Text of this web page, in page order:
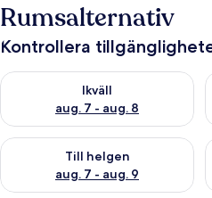
Rumsalternativ
Kontrollera
Ikväll
aug. 7 - aug. 8
Kontrollera tillgängligheten för
Till helgen
aug. 7 - aug. 9
Kontrollera tillgängligheten för